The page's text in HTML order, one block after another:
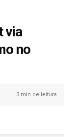
via
no
3 min de leitura